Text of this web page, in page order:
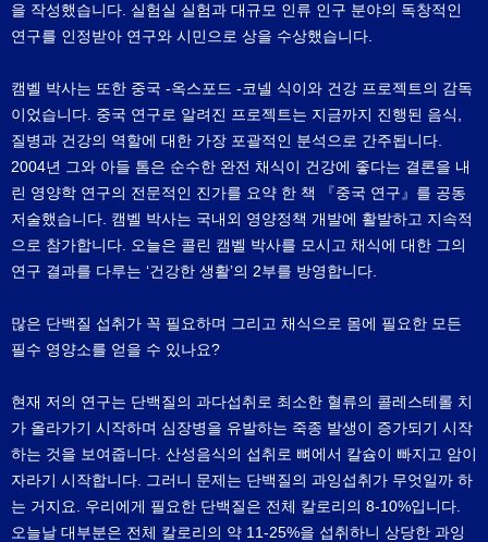
을 작성했습니다. 실험실 실험과 대규모 인류 인구 분야의 독창적인
연구를 인정받아 연구와 시민으로 상을 수상했습니다.
캠벨 박사는 또한 중국 -옥스포드 -코넬 식이와 건강 프로젝트의 감독
이었습니다. 중국 연구로 알려진 프로젝트는 지금까지 진행된 음식,
질병과 건강의 역할에 대한 가장 포괄적인 분석으로 간주됩니다.
2004년 그와 아들 톰은 순수한 완전 채식이 건강에 좋다는 결론을 내
린 영양학 연구의 전문적인 진가를 요약 한 책 『중국 연구』를 공동
저술했습니다. 캠벨 박사는 국내외 영양정책 개발에 활발하고 지속적
으로 참가합니다. 오늘은 콜린 캠벨 박사를 모시고 채식에 대한 그의
연구 결과를 다루는 ‘건강한 생활’의 2부를 방영합니다.
많은 단백질 섭취가 꼭 필요하며 그리고 채식으로 몸에 필요한 모든
필수 영양소를 얻을 수 있나요?
현재 저의 연구는 단백질의 과다섭취로 최소한 혈류의 콜레스테롤 치
가 올라가기 시작하며 심장병을 유발하는 죽종 발생이 증가되기 시작
하는 것을 보여줍니다. 산성음식의 섭취로 뼈에서 칼슘이 빠지고 암이
자라기 시작합니다. 그러니 문제는 단백질의 과잉섭취가 무엇일까 하
는 거지요. 우리에게 필요한 단백질은 전체 칼로리의 8-10%입니다.
오늘날 대부분은 전체 칼로리의 약 11-25%을 섭취하니 상당한 과잉